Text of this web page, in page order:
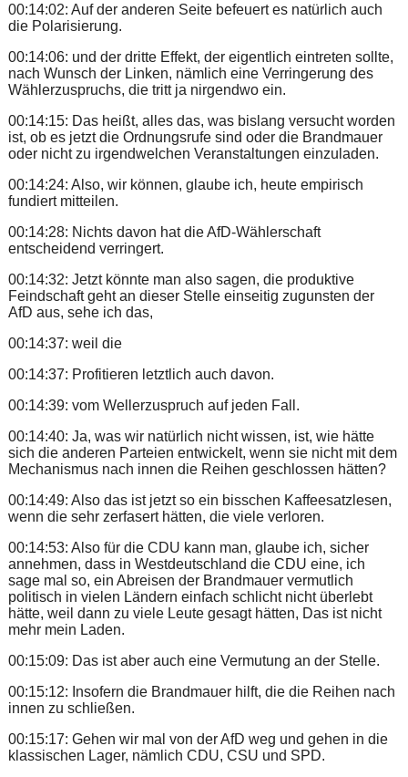
00:14:02: Auf der anderen Seite befeuert es natürlich auch
die Polarisierung.
00:14:06: und der dritte Effekt, der eigentlich eintreten sollte,
nach Wunsch der Linken, nämlich eine Verringerung des
Wählerzuspruchs, die tritt ja nirgendwo ein.
00:14:15: Das heißt, alles das, was bislang versucht worden
ist, ob es jetzt die Ordnungsrufe sind oder die Brandmauer
oder nicht zu irgendwelchen Veranstaltungen einzuladen.
00:14:24: Also, wir können, glaube ich, heute empirisch
fundiert mitteilen.
00:14:28: Nichts davon hat die AfD-Wählerschaft
entscheidend verringert.
00:14:32: Jetzt könnte man also sagen, die produktive
Feindschaft geht an dieser Stelle einseitig zugunsten der
AfD aus, sehe ich das,
00:14:37: weil die
00:14:37: Profitieren letztlich auch davon.
00:14:39: vom Wellerzuspruch auf jeden Fall.
00:14:40: Ja, was wir natürlich nicht wissen, ist, wie hätte
sich die anderen Parteien entwickelt, wenn sie nicht mit dem
Mechanismus nach innen die Reihen geschlossen hätten?
00:14:49: Also das ist jetzt so ein bisschen Kaffeesatzlesen,
wenn die sehr zerfasert hätten, die viele verloren.
00:14:53: Also für die CDU kann man, glaube ich, sicher
annehmen, dass in Westdeutschland die CDU eine, ich
sage mal so, ein Abreisen der Brandmauer vermutlich
politisch in vielen Ländern einfach schlicht nicht überlebt
hätte, weil dann zu viele Leute gesagt hätten, Das ist nicht
mehr mein Laden.
00:15:09: Das ist aber auch eine Vermutung an der Stelle.
00:15:12: Insofern die Brandmauer hilft, die die Reihen nach
innen zu schließen.
00:15:17: Gehen wir mal von der AfD weg und gehen in die
klassischen Lager, nämlich CDU, CSU und SPD.